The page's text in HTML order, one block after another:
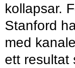
kollapsar.
Stanford
med
ett resultat